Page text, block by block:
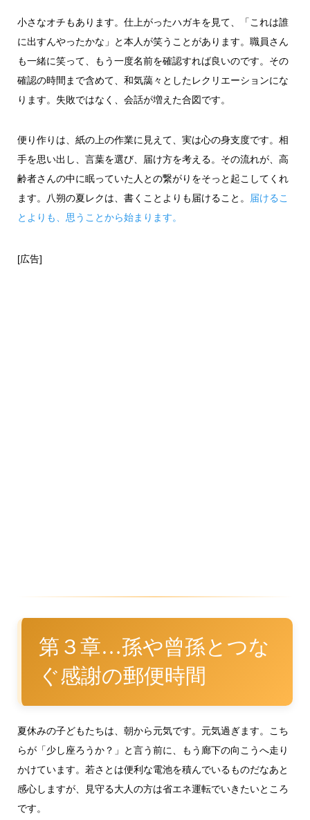
小さなオチもあります。仕上がったハガキを見て、「これは誰
に出すんやったかな」と本人が笑うことがあります。職員さん
も一緒に笑って、もう一度名前を確認すれば良いのです。その
確認の時間まで含めて、和気藹々としたレクリエーションにな
ります。失敗ではなく、会話が増えた合図です。
便り作りは、紙の上の作業に見えて、実は心の身支度です。相
手を思い出し、言葉を選び、届け方を考える。その流れが、高
齢者さんの中に眠っていた人との繋がりをそっと起こしてくれ
ます。八朔の夏レクは、書くことよりも届けること。
届けるこ
とよりも、思うことから始まります。
[広告]
第３章…孫や曾孫とつな
ぐ感謝の郵便時間
夏休みの子どもたちは、朝から元気です。元気過ぎます。こち
らが「少し座ろうか？」と言う前に、もう廊下の向こうへ走り
かけています。若さとは便利な電池を積んでいるものだなあと
感心しますが、見守る大人の方は省エネ運転でいきたいところ
です。